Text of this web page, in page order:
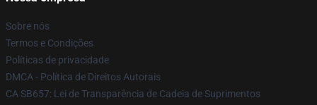
Sobre nós
Termos e Condições
Políticas de privacidade
DMCA - Política de Direitos Autorais
CA SB657: Lei de Transparência de Cadeia de Suprimentos